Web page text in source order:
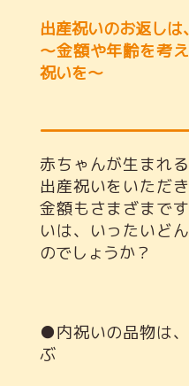
出産祝いのお返し
～金額や年齢を考
祝いを～
赤ちゃんが生まれ
出産祝いをいただ
金額もさまざまで
いは、いったいど
のでしょうか？
●内祝いの品物は
ぶ